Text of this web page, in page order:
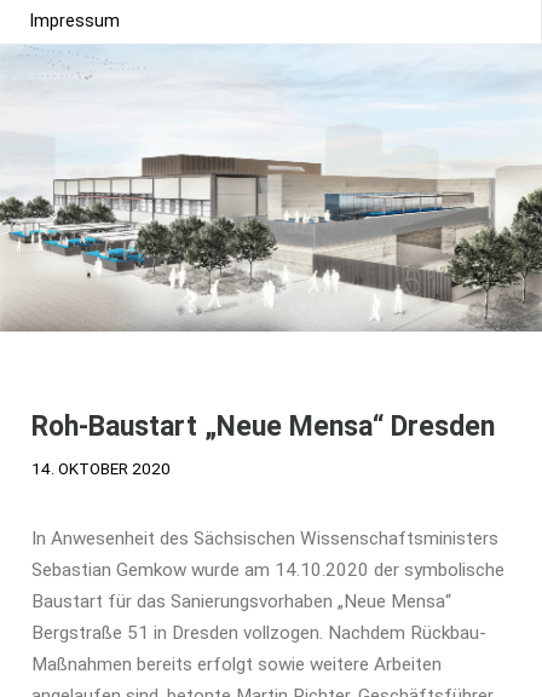
Navigation überspringen
PROJEKTE
Suchbegriffe Suchen
Kontakt
Impressum
Roh-Baustart „Neue Mensa“ Dresden
14. OKTOBER 2020
In Anwesenheit des Sächsischen Wissenschaftsministers
Sebastian Gemkow wurde am 14.10.2020 der symbolische
Baustart für das Sanierungsvorhaben „Neue Mensa“
Bergstraße 51 in Dresden vollzogen. Nachdem Rückbau-
Maßnahmen bereits erfolgt sowie weitere Arbeiten